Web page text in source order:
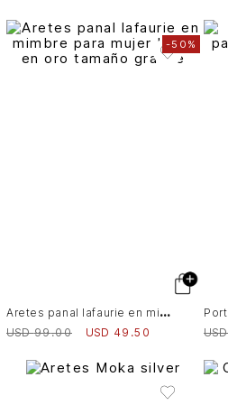
-50%
A
retes panal lafaurie en mimbre para mujer baño en oro tamaño grande
USD 99.00 USD 49 .50 USD